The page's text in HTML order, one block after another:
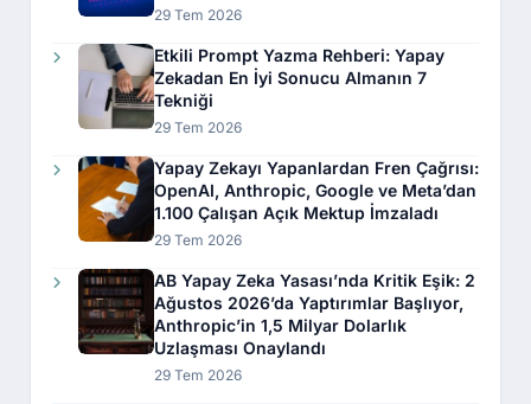
29 Tem 2026
Etkili Prompt Yazma Rehberi: Yapay
Zekadan En İyi Sonucu Almanın 7
Tekniği
29 Tem 2026
Yapay Zekayı Yapanlardan Fren Çağrısı:
OpenAI, Anthropic, Google ve Meta’dan
1.100 Çalışan Açık Mektup İmzaladı
29 Tem 2026
AB Yapay Zeka Yasası’nda Kritik Eşik: 2
Ağustos 2026’da Yaptırımlar Başlıyor,
Anthropic’in 1,5 Milyar Dolarlık
Uzlaşması Onaylandı
29 Tem 2026